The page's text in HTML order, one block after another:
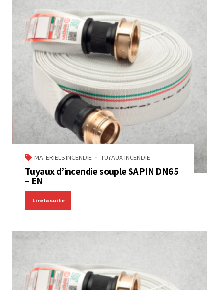
MATERIELS INCENDIE TUYAUX INCENDIE
Tuyaux d’incendie souple SAPIN DN65
– EN
Lire la suite